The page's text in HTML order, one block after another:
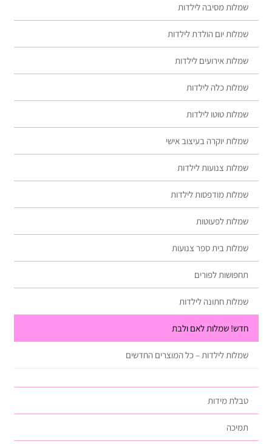
שמלות מסיבה לילדות
שמלות יום הולדת לילדות
שמלות אירועים לילדות
שמלות כלה לילדות
שמלות טוטו לילדות
שמלות יוקרה בעיצוב אישי
שמלות צנועות לילדות
שמלות מודפסות לילדות
שמלות לפעוטות
שמלות בית ספר צנועות
תחפושות לפורים
שמלות חתונה לילדות
חדש! שמלות לאם ולבת
שמלות לילדות – כל המוצרים החדשים
טבלת מידות
תמיכה